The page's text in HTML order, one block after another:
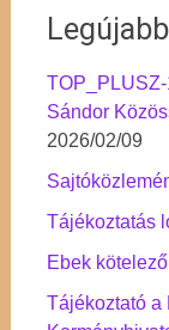
Sándor
2026/02/09
Tájékoztatás
Ebek
Tájékoztató a